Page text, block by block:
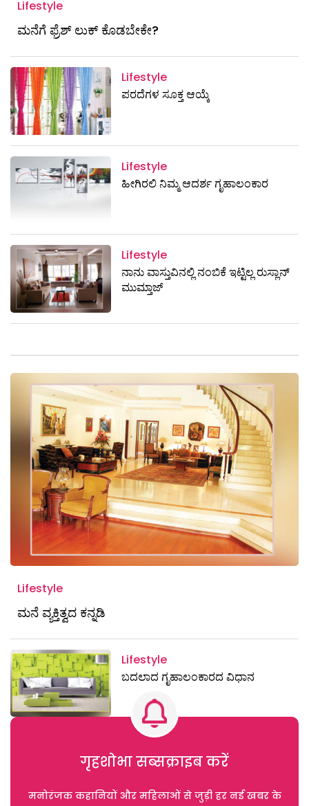
Lifestyle
ಮನೆಗೆ ಫ್ರೆಶ್ ಲುಕ್ ಕೊಡಬೇಕೇ?
Lifestyle
ಪರದೆಗಳ ಸೂಕ್ತ ಆಯ್ಕೆ
Lifestyle
ಹೀಗಿರಲಿ ನಿಮ್ಮ ಆದರ್ಶ ಗೃಹಾಲಂಕಾರ
Lifestyle
ನಾನು ವಾಸ್ತುವಿನಲ್ಲಿ ನಂಬಿಕೆ ಇಟ್ಟಿಲ್ಲ ರುಸ್ಲಾನ್‌
ಮುಮ್ತಾಜ್‌
Lifestyle
ಮನೆ ವ್ಯಕ್ತಿತ್ವದ ಕನ್ನಡಿ
Lifestyle
ಬದಲಾದ ಗೃಹಾಲಂಕಾರದ ವಿಧಾನ
गृहशोभा सब्सक्राइब करें
मनोरंजक कहानियों और महिलाओं से जुड़ी हर नई खबर के